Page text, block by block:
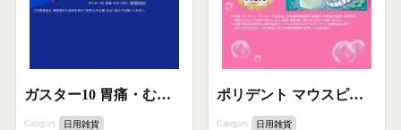
ガスター10 胃痛・むかつきを今すぐ止めたい方向け医薬品
Category 日用雑貨
ポリデント マウスピース洗浄剤でニオイ・黄ばみ・ヌメリを解決
Category 日用雑貨